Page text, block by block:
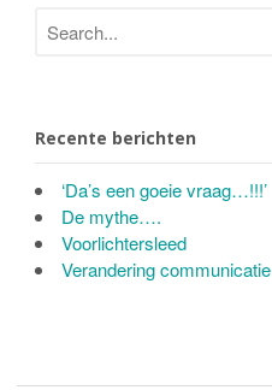
Recente berichten
‘Da’s een goeie vraag…!!!’
De mythe….
Voorlichtersleed
Verandering communicatie